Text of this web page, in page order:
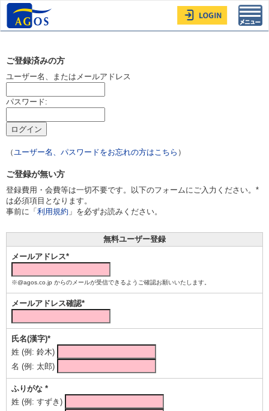
ご登録済みの方
ユーザー名、またはメールアドレス
パスワード:
（ユーザー名、パスワードをお忘れの方はこちら ）
ご登録が無い方
登録費用・会費等は一切不要です。以下のフォームにご入力ください。*
は必須項目となります。
事前に「 利用規約 」を必ずお読みください。
無料ユーザー登録
メールアドレス*
※@agos.co.jp からのメールが受信できるようご確認お願いいたします。
メールアドレス確認*
氏名(漢字)*
姓 (例: 鈴木)
名 (例: 太郎)
ふりがな *
姓 (例: すずき)